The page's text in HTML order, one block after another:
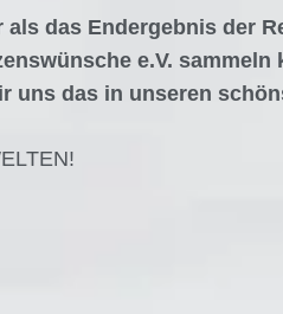
das Endergebnis der
e.V.
uns das in unseren